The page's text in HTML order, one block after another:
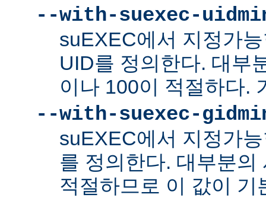
--with-suexec-
suEXEC에서 지정가
UID를 정의한다. 대부
이나 100이 적절하다.
--with-suexec-
suEXEC에서 지정가
를 정의한다. 대부분의
적절하므로 이 값이 기